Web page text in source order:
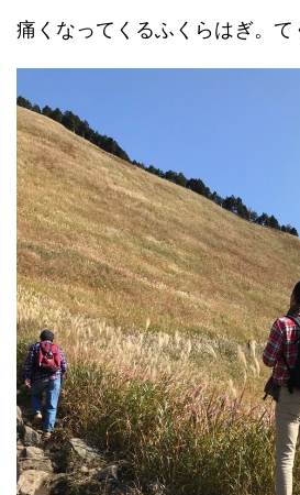
痛くなってくるふくらはぎ。て